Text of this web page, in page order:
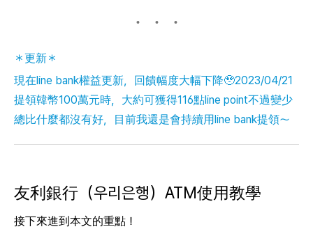
＊更新＊
現在line bank權益更新，回饋幅度大幅下降🥹2023/04/21
提領韓幣100萬元時，大約可獲得116點line point不過變少
總比什麼都沒有好，目前我還是會持續用line bank提領～
友利銀行（우리은행）ATM使用教學
接下來進到本文的重點！